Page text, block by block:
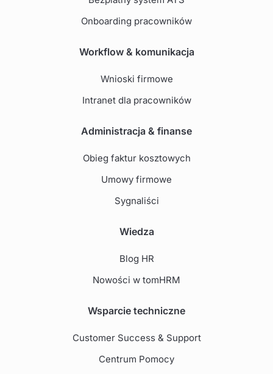
Onboarding pracowników
Workflow & komunikacja
Wnioski firmowe
Intranet dla pracowników
Administracja & finanse
Obieg faktur kosztowych
Umowy firmowe
Sygnaliści
Wiedza
Blog HR
Nowości w tomHRM
Wsparcie techniczne
Customer Success & Support
Centrum Pomocy